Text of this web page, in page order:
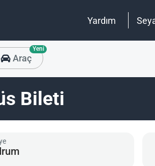
Yardım
Araç
Yeni
Bileti